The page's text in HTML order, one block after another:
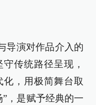
导演对作品介入的
传统路径呈现，
，用极简舞台取
，是赋予经典的一